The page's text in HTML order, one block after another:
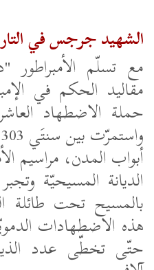
الشهيد جرجس في
مع تسلّم الأمبراطور
مقاليد الحكم في
حملة الاضطهاد
أبواب المدن، مراسيم
الديانة المسيحيّة
بالمسيح تحت
هذه الاضطهادات
حتّى تخطّى عدد